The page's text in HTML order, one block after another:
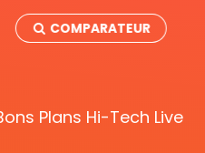
COMPARATEUR
Plans Hi-Tech Live